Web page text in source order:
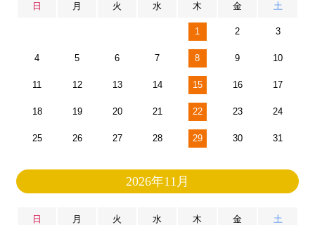
日 月 火 水 木 金 土
1 2 3
4 5 6 7 8 9 10
11 12 13 14 15 16 17
18 19 20 21 22 23 24
25 26 27 28 29 30 31
2026年11月
日 月 火 水 木 金 土